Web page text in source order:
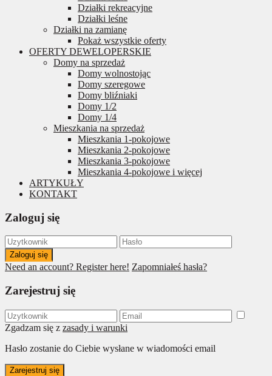
Działki rekreacyjne
Działki leśne
Działki na zamianę
Pokaż wszystkie oferty
OFERTY DEWELOPERSKIE
Domy na sprzedaż
Domy wolnostojąc
Domy szeregowe
Domy bliźniaki
Domy 1/2
Domy 1/4
Mieszkania na sprzedaż
Mieszkania 1-pokojowe
Mieszkania 2-pokojowe
Mieszkania 3-pokojowe
Mieszkania 4-pokojowe i więcej
ARTYKUŁY
KONTAKT
Zaloguj się
Zaloguj się
Need an account? Register here! Zapomniałeś hasła?
Zarejestruj się
Zgadzam się z zasady i warunki
Hasło zostanie do Ciebie wysłane w wiadomości email
Zarejestruj się